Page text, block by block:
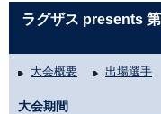
ラグザス presents
大会概要 出場選手
大会期間